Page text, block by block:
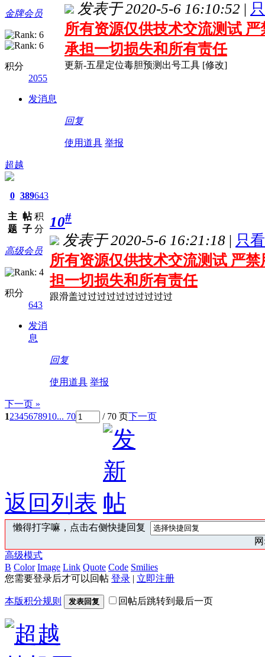
金牌会员
积分
2055
发消息
发表于 2020-5-6 16:10:52 |
所有资源仅供技术交流测试
承担一切损失和所有责任
更新-五星定位毒胆预测出号工具 [修改]
回复
使用道具 举报
超越
0
主
题
389
帖
子
643
积
分
高级会员
积分
643
发消
息
10#
发表于 2020-5-6 16:21:18 | 只
所有资源仅供技术交流测试 严
担一切损失和所有责任
跟滑盖过过过过过过过过过过
回复
使用道具 举报
下一页 »
12345678910... 70 / 70 页下一页
返回列表
懒得打字嘛，点击右侧快捷回复
高级模式
B Color Image Link Quote Code Smilies
您需要登录后才可以回帖 登录 | 立即注册
本版积分规则 发表回复 回帖后跳转到最后一页